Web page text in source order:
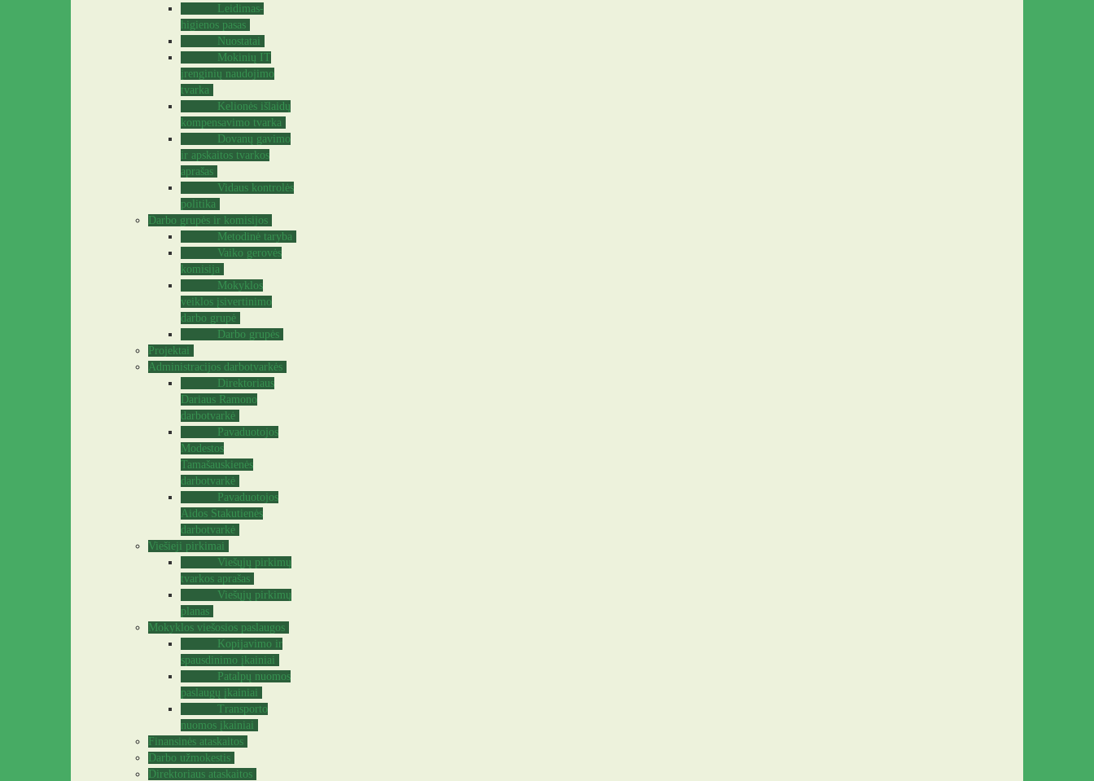
Leidimas-
higienos pasas
Nuostatai
Mokinių IT
įrenginių naudojimo
tvarka
Kelionės išlaidų
kompensavimo tvarka
Dovanų gavimo
ir apskaitos tvarkos
aprašas
Vidaus kontrolės
politika
Darbo grupės ir komisijos
Metodinė taryba
Vaiko gerovės
komisija
Mokyklos
veiklos įsivertinimo
darbo grupė
Darbo grupės
Projektai
Administracijos darbotvarkės
Direktoriaus
Dariaus Ramono
darbotvarkė
Pavaduotojos
Modestos
Tamašauskienės
darbotvarkė
Pavaduotojos
Aidos Stakutienės
darbotvarkė
Viešieji pirkimai
Viešųjų pirkimų
tvarkos aprašas
Viešųjų pirkimų
planas
Mokyklos viešosios paslaugos
Kopijavimo ir
spausdinimo įkainiai
Patalpų nuomos
paslaugų įkainiai
Transporto
nuomos įkainiai
Finansinės ataskaitos
Darbo užmokestis
Direktoriaus ataskaitos